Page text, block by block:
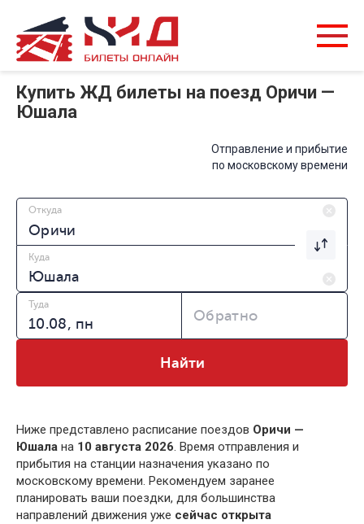
Купить ЖД билеты на поезд Оричи —
Юшала
Отправление и прибытие
по московскому времени
Откуда
Куда
Туда
Обратно
Найти
Ниже представлено расписание поездов Оричи —
Юшала на 10 августа 2026. Время отправления и
прибытия на станции назначения указано по
московскому времени. Рекомендуем заранее
планировать ваши поездки, для большинства
направлений движения уже сейчас открыта